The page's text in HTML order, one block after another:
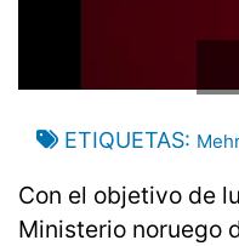
ETIQUETAS
Con el objetivo de
Ministerio noruego